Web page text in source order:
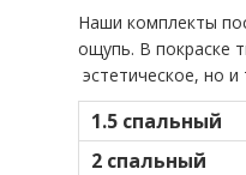
Наши комплекты
ощупь. В покраске
эстетическое, но
1.5 спальный
2 спальный